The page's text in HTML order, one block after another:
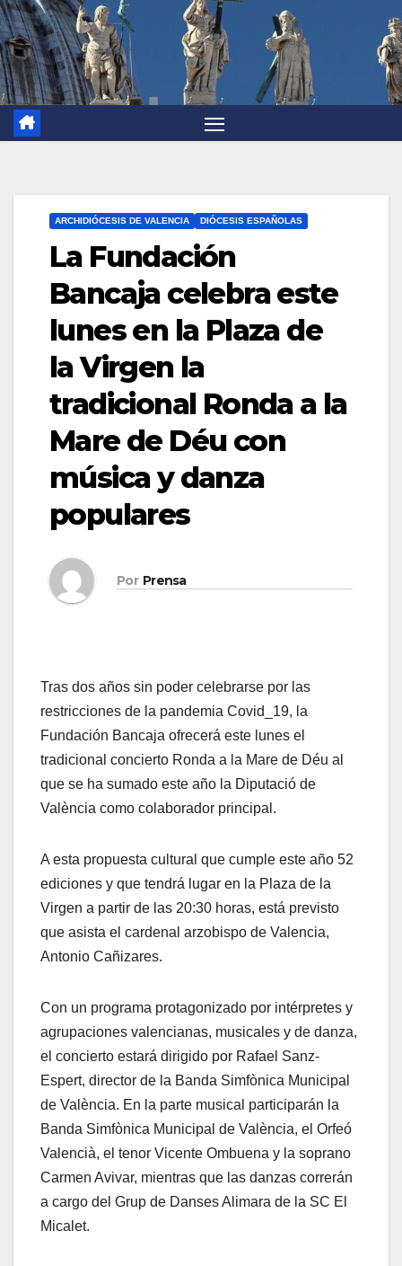
ARCHIDIÓCESIS DE VALENCIA DIÓCESIS ESPAÑOLAS
La Fundación
Bancaja celebra este
lunes en la Plaza de
la Virgen la
tradicional Ronda a la
Mare de Déu con
música y danza
populares
Por Prensa
Tras dos años sin poder celebrarse por las
restricciones de la pandemia Covid_19, la
Fundación Bancaja ofrecerá este lunes el
tradicional concierto Ronda a la Mare de Déu al
que se ha sumado este año la Diputació de
València como colaborador principal.
A esta propuesta cultural que cumple este año 52
ediciones y que tendrá lugar en la Plaza de la
Virgen a partir de las 20:30 horas, está previsto
que asista el cardenal arzobispo de Valencia,
Antonio Cañizares.
Con un programa protagonizado por intérpretes y
agrupaciones valencianas, musicales y de danza,
el concierto estará dirigido por Rafael Sanz-
Espert, director de la Banda Simfònica Municipal
de València. En la parte musical participarán la
Banda Simfònica Municipal de València, el Orfeó
Valencià, el tenor Vicente Ombuena y la soprano
Carmen Avivar, mientras que las danzas correrán
a cargo del Grup de Danses Alimara de la SC El
Micalet.